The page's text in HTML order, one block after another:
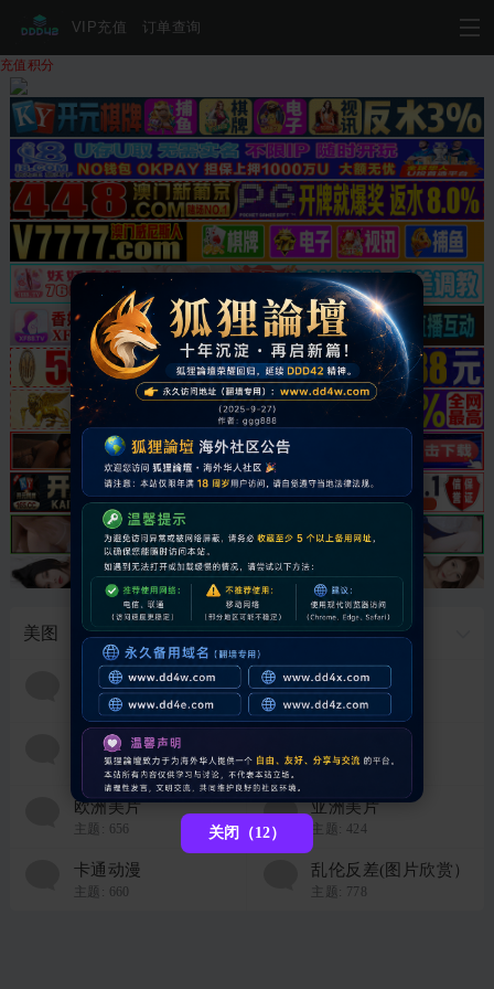
VIP充值 订单查询
充值积分
美图
图片故事
主题:474
清纯优美
主题:594
美腿丝袜
主题:908 主题:401
欧洲美片
主题: 656
亚洲美片
主题:424
卡通动漫
主题: 660
乱伦反差(图片欣赏）
主题: 778
关闭（12）